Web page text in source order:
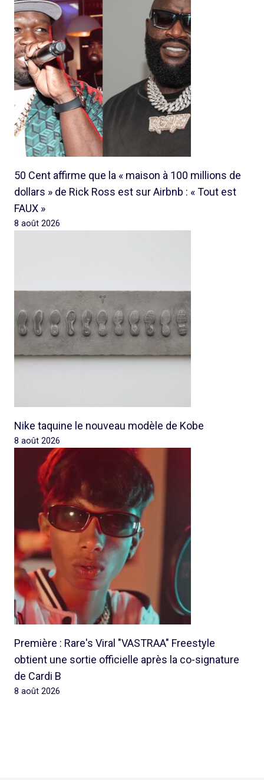
50 Cent affirme que la « maison à 100 millions de
dollars » de Rick Ross est sur Airbnb : « Tout est
FAUX »
8 août 2026
Nike taquine le nouveau modèle de Kobe
8 août 2026
Première : Rare's Viral "VASTRAA" Freestyle
obtient une sortie officielle après la co-signature
de Cardi B
8 août 2026